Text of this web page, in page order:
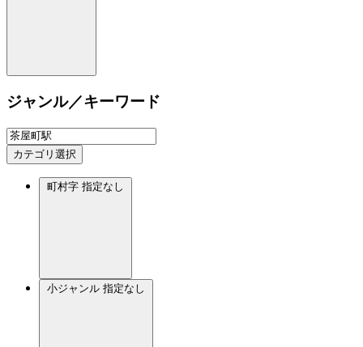
ジャンル／キーワード
カテゴリ選択
町村字 指定なし
小ジャンル 指定なし